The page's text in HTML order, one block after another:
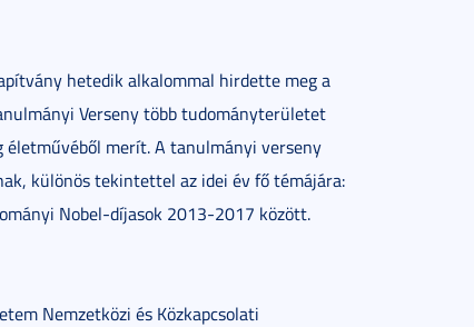
hetedik alkalommal hirdette meg a
Verseny több tudományterületet
életművéből merít. A tanulmányi verseny
különös tekintettel az idei év fő témájára:
Nobel-díjasok 2013-2017 között.
Nemzetközi és Közkapcsolati